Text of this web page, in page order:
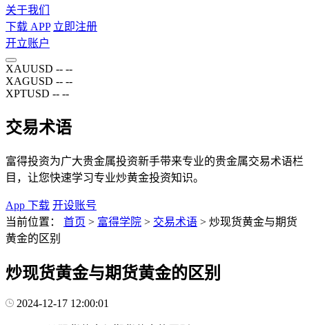
关于我们
下载 APP 立即注册
开立账户
XAUUSD -- --
XAGUSD -- --
XPTUSD -- --
交易术语
富得投资为广大贵金属投资新手带来专业的贵金属交易术语栏
目，让您快速学习专业炒黄金投资知识。
App 下载 开设账号
当前位置：
首页 > 富得学院 > 交易术语 > 炒现货黄金与期货
黄金的区别
炒现货黄金与期货黄金的区别
2024-12-17 12:00:01